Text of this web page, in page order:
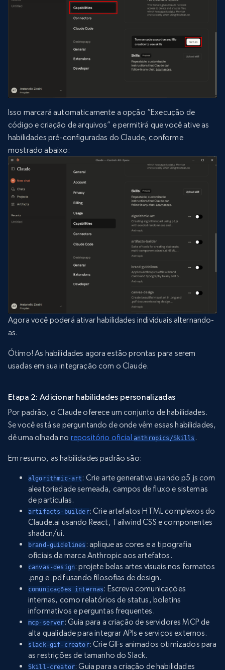
Isso marcará automaticamente a opção “Execução de
código e criação de arquivos” e permitirá que você ative as
habilidades pré-configuradas do Claude, conforme
mostrado abaixo:
Agora você poderá ativar habilidades individuais alternando-
as.
Ótimo! As habilidades agora estão prontas para serem
usadas em sua integração com o Claude.
Etapa 2: Adicionar habilidades personalizadas
Por padrão, o Claude oferece um conjunto de habilidades.
Se você está se perguntando de onde vêm essas habilidades,
dê uma olhada no repositório oficial anthropics/Skills .
Em resumo, as habilidades padrão são:
algorithmic-art : Crie arte generativa usando p5.js com
aleatoriedade semeada, campos de fluxo e sistemas
de partículas.
artifacts-builder: Crie artefatos HTML complexos do
Claude.ai usando React, Tailwind CSS e componentes
shadcn/ui.
brand-guidelines : aplique as cores e a tipografia
oficiais da marca Anthropic aos artefatos.
canvas-design: projete belas artes visuais nos formatos
.png e .pdf usando filosofias de design.
comunicações internas : Escreva comunicações
internas, como relatórios de status, boletins
informativos e perguntas frequentes.
mcp-server : Guia para a criação de servidores MCP de
alta qualidade para integrar APIs e serviços externos.
slack-gif-creator: Crie GIFs animados otimizados para
as restrições de tamanho do Slack.
Skill-creator: Guia para a criação de habilidades